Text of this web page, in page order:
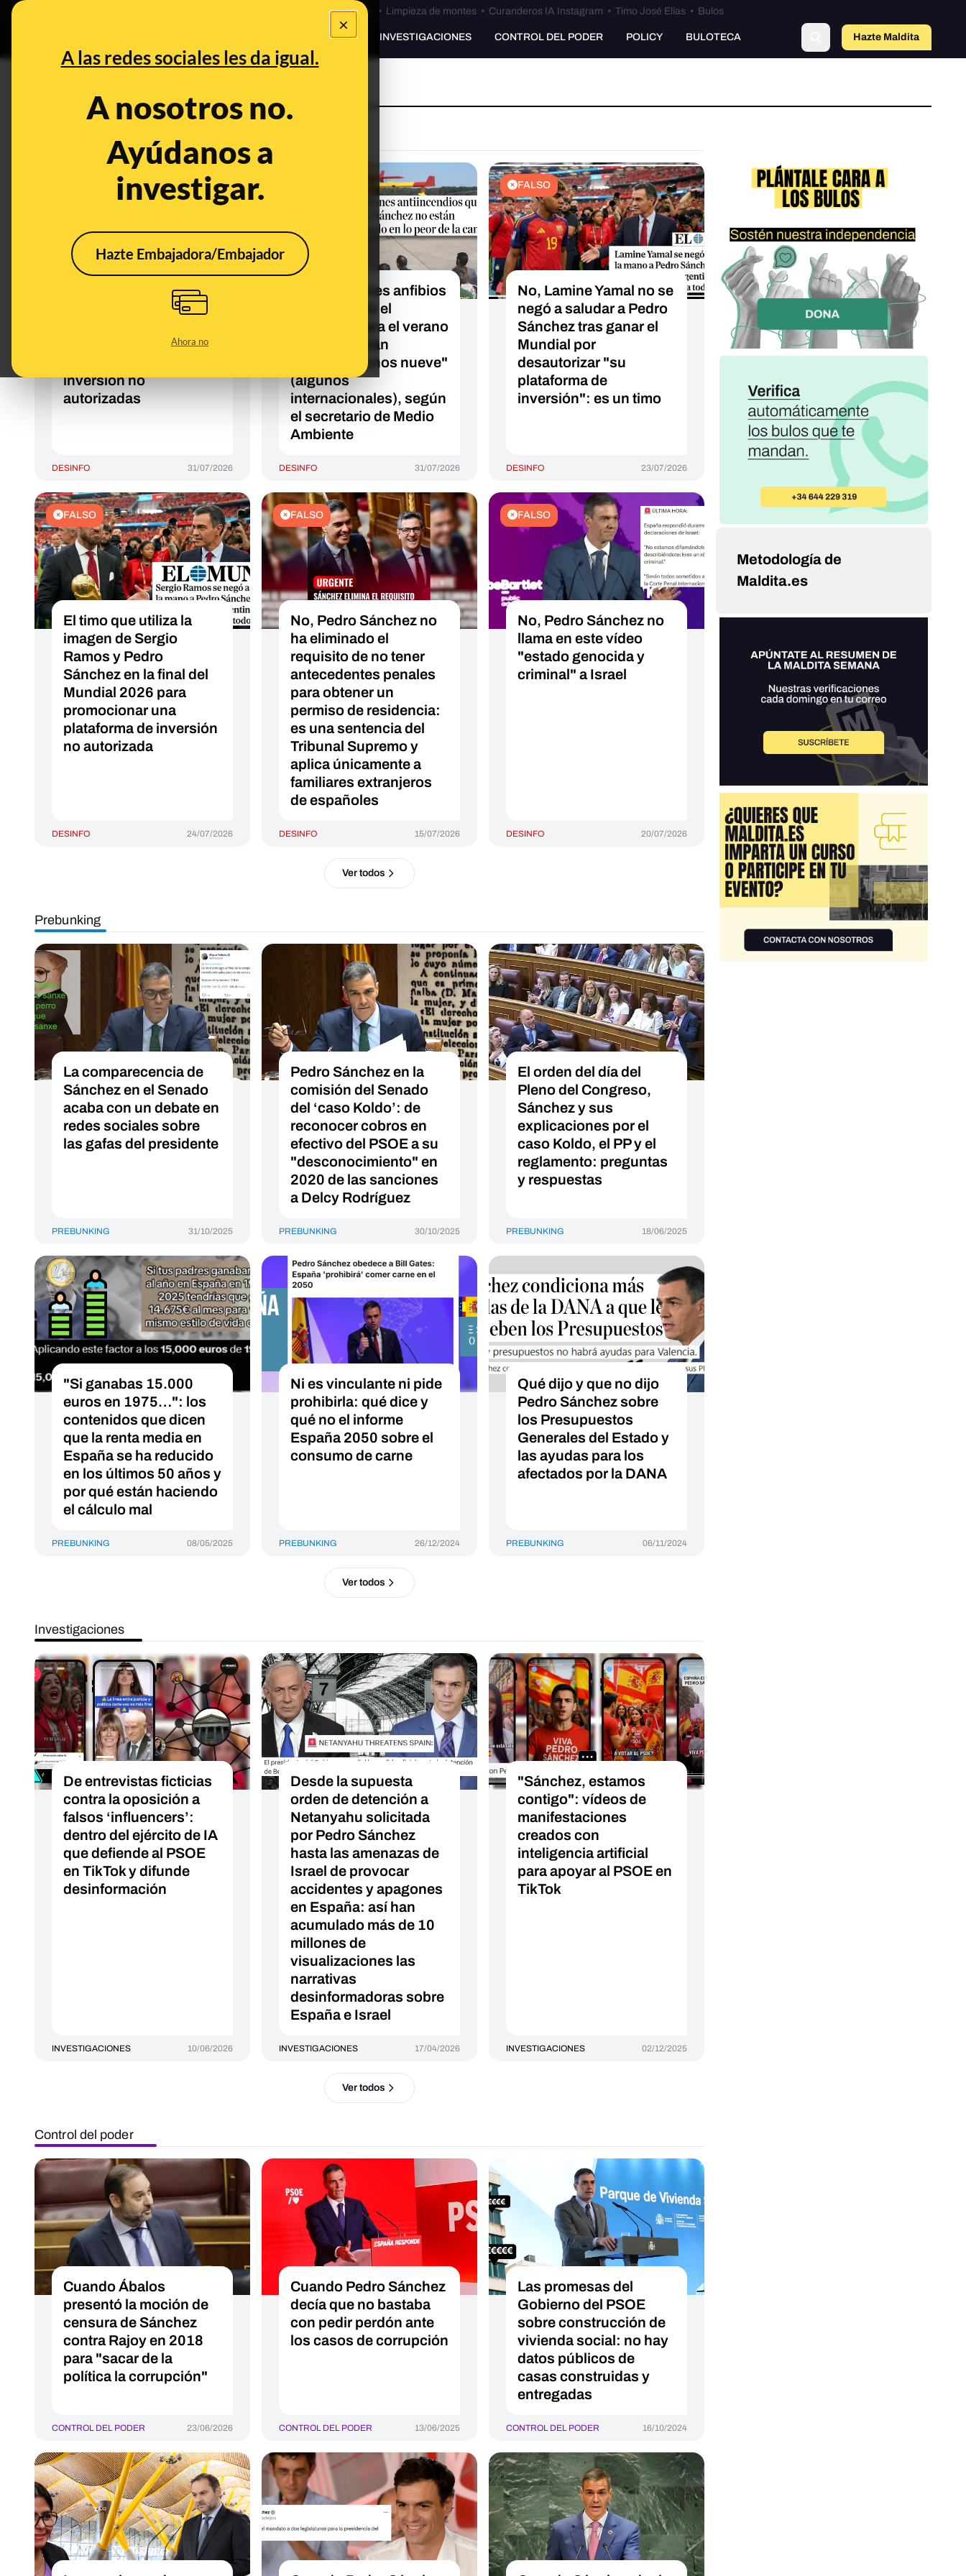
×
A las redes sociales les da igual.
A nosotros no.
Ayúdanos a
investigar.
Hazte Embajadora/Embajador
Ahora no
Bulos Ceuta • Limpieza de montes• Curanderos IA Instagram • Timo José Elías• Bulos
PREBUNKING INVESTIGACIONES CONTROL DEL PODER POLICY BULOTECA Hazte Maldito
Pedro Sánchez
Los timos que utilizan la
imagen de futbolistas y
2026 para promocionar
inversión no
autorizadas
DESINFO 31/07/2026
Los 15 aviones anfibios
que prometió el
Gobierno para el verano
de 2026: están
operando "unos nueve"
(algunos
internacionales), según
el secretario de Medio
Ambiente
DESINFO 31/07/2026
FALSO
No, Lamine Yamal no se
negó a saludar a Pedro
Sánchez tras ganar el
Mundial por
desautorizar "su
plataforma de
inversión": es un timo
DESINFO 23/07/2026
FALSO
El timo que utiliza la
imagen de Sergio
Ramos y Pedro
Sánchez en la final del
Mundial 2026 para
promocionar una
plataforma de inversión
no autorizada
DESINFO 24/07/2026
FALSO
No, Pedro Sánchez no
ha eliminado el
requisito de no tener
antecedentes penales
para obtener un
permiso de residencia:
es una sentencia del
Tribunal Supremo y
aplica únicamente a
familiares extranjeros
de españoles
DESINFO 15/07/2026
FALSO
No, Pedro Sánchez no
llama en este vídeo
"estado genocida y
criminal" a Israel
DESINFO 20/07/2026
Ver todos
Prebunking
La comparecencia de
Sánchez en el Senado
acaba con un debate en
redes sociales sobre
las gafas del presidente
PREBUNKING 31/10/2025
Pedro Sánchez en la
comisión del Senado
del ‘caso Koldo’: de
reconocer cobros en
efectivo del PSOE a su
"desconocimiento" en
2020 de las sanciones
a Delcy Rodríguez
PREBUNKING 30/10/2025
El orden del día del
Pleno del Congreso,
Sánchez y sus
explicaciones por el
caso Koldo, el PP y el
reglamento: preguntas
y respuestas
PREBUNKING 18/06/2025
"Si ganabas 15.000
euros en 1975…": los
contenidos que dicen
que la renta media en
España se ha reducido
en los últimos 50 años y
por qué están haciendo
el cálculo mal
PREBUNKING 08/05/2025
Ni es vinculante ni pide
prohibirla: qué dice y
qué no el informe
España 2050 sobre el
consumo de carne
PREBUNKING 26/12/2024
Qué dijo y que no dijo
Pedro Sánchez sobre
los Presupuestos
Generales del Estado y
las ayudas para los
afectados por la DANA
PREBUNKING 06/11/2024
Ver todos
Investigaciones
De entrevistas ficticias
contra la oposición a
falsos ‘influencers’:
dentro del ejército de IA
que defiende al PSOE
en TikTok y difunde
desinformación
INVESTIGACIONES 10/06/2026
Desde la supuesta
orden de detención a
Netanyahu solicitada
por Pedro Sánchez
hasta las amenazas de
Israel de provocar
accidentes y apagones
en España: así han
acumulado más de 10
millones de
visualizaciones las
narrativas
desinformadoras sobre
España e Israel
INVESTIGACIONES 17/04/2026
"Sánchez, estamos
contigo": vídeos de
manifestaciones
creados con
inteligencia artificial
para apoyar al PSOE en
TikTok
INVESTIGACIONES 02/12/2025
Ver todos
Control del poder
Cuando Ábalos
presentó la moción de
censura de Sánchez
contra Rajoy en 2018
para "sacar de la
política la corrupción"
CONTROL DEL PODER 23/06/2026
Cuando Pedro Sánchez
decía que no bastaba
con pedir perdón ante
los casos de corrupción
CONTROL DEL PODER 13/06/2025
Las promesas del
Gobierno del PSOE
sobre construcción de
vivienda social: no hay
datos públicos de
casas construidas y
entregadas
CONTROL DEL PODER 16/10/2024
Metodología de
Maldita.es